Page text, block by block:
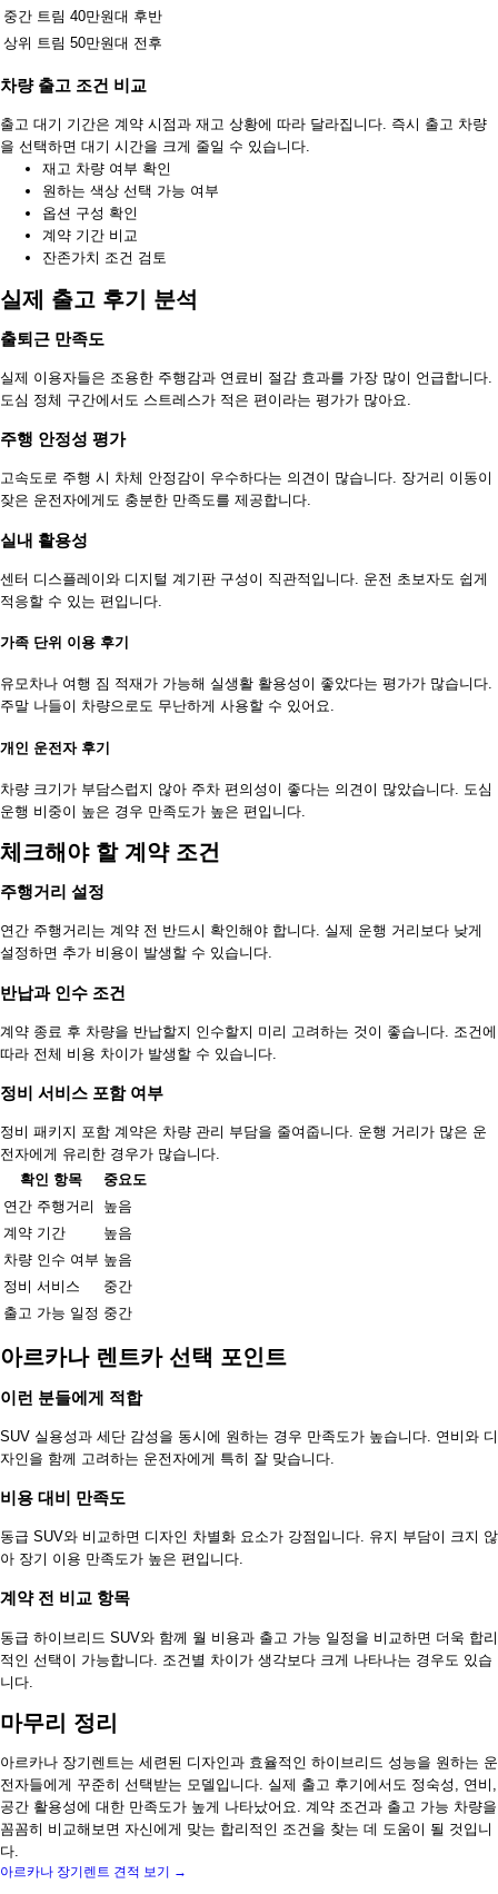
중간 트림 40만원대 후반
상위 트림 50만원대 전후
차량 출고 조건 비교
출고 대기 기간은 계약 시점과 재고 상황에 따라 달라집니다. 즉시 출고 차량
을 선택하면 대기 시간을 크게 줄일 수 있습니다.
재고 차량 여부 확인
원하는 색상 선택 가능 여부
옵션 구성 확인
계약 기간 비교
잔존가치 조건 검토
실제 출고 후기 분석
출퇴근 만족도
실제 이용자들은 조용한 주행감과 연료비 절감 효과를 가장 많이 언급합니다.
도심 정체 구간에서도 스트레스가 적은 편이라는 평가가 많아요.
주행 안정성 평가
고속도로 주행 시 차체 안정감이 우수하다는 의견이 많습니다. 장거리 이동이
잦은 운전자에게도 충분한 만족도를 제공합니다.
실내 활용성
센터 디스플레이와 디지털 계기판 구성이 직관적입니다. 운전 초보자도 쉽게
적응할 수 있는 편입니다.
가족 단위 이용 후기
유모차나 여행 짐 적재가 가능해 실생활 활용성이 좋았다는 평가가 많습니다.
주말 나들이 차량으로도 무난하게 사용할 수 있어요.
개인 운전자 후기
차량 크기가 부담스럽지 않아 주차 편의성이 좋다는 의견이 많았습니다. 도심
운행 비중이 높은 경우 만족도가 높은 편입니다.
체크해야 할 계약 조건
주행거리 설정
연간 주행거리는 계약 전 반드시 확인해야 합니다. 실제 운행 거리보다 낮게
설정하면 추가 비용이 발생할 수 있습니다.
반납과 인수 조건
계약 종료 후 차량을 반납할지 인수할지 미리 고려하는 것이 좋습니다. 조건에
따라 전체 비용 차이가 발생할 수 있습니다.
정비 서비스 포함 여부
정비 패키지 포함 계약은 차량 관리 부담을 줄여줍니다. 운행 거리가 많은 운
전자에게 유리한 경우가 많습니다.
확인 항목
중요도
연간 주행거리
높음
계약 기간
높음
차량 인수 여부 높음
정비 서비스
중간
출고 가능 일정 중간
아르카나 렌트카 선택 포인트
이런 분들에게 적합
SUV 실용성과 세단 감성을 동시에 원하는 경우 만족도가 높습니다. 연비와 디
자인을 함께 고려하는 운전자에게 특히 잘 맞습니다.
비용 대비 만족도
동급 SUV와 비교하면 디자인 차별화 요소가 강점입니다. 유지 부담이 크지 않
아 장기 이용 만족도가 높은 편입니다.
계약 전 비교 항목
동급 하이브리드 SUV와 함께 월 비용과 출고 가능 일정을 비교하면 더욱 합리
적인 선택이 가능합니다. 조건별 차이가 생각보다 크게 나타나는 경우도 있습
니다.
마무리 정리
아르카나 장기렌트는 세련된 디자인과 효율적인 하이브리드 성능을 원하는 운
전자들에게 꾸준히 선택받는 모델입니다. 실제 출고 후기에서도 정숙성, 연비,
공간 활용성에 대한 만족도가 높게 나타났어요. 계약 조건과 출고 가능 차량을
꼼꼼히 비교해보면 자신에게 맞는 합리적인 조건을 찾는 데 도움이 될 것입니
다.
아르카나 장기렌트 견적 보기 →